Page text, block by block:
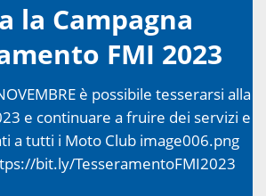
la Campagna
FMI 2023
è possibile tesserarsi alla
e continuare a fruire dei servizi e
a tutti i Moto Club image006.png
bit.ly/TesseramentoFMI2023